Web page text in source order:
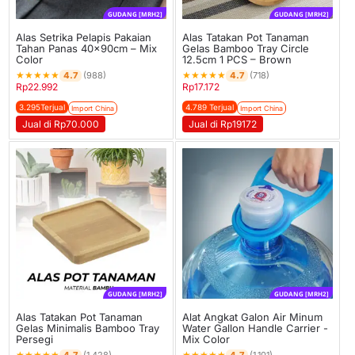
GUDANG [MRH2]
Alas Setrika Pelapis Pakaian
Tahan Panas 40x90cm – Mix
Color
★★★★★ 4.7 (988)
Rp22.992
3.295Terjual Import China
Jual di Rp70.000
GUDANG [MRH2]
Alas Tatakan Pot Tanaman
Gelas Bamboo Tray Circle
12.5cm 1 PCS – Brown
★★★★★ 4.7 (718)
Rp17.172
4.789 Terjual Import China
Jual di Rp19172
GUDANG [MRH2]
Alas Tatakan Pot Tanaman
Gelas Minimalis Bamboo Tray
Persegi
GUDANG [MRH2]
Alat Angkat Galon Air Minum
Water Gallon Handle Carrier -
Mix Color